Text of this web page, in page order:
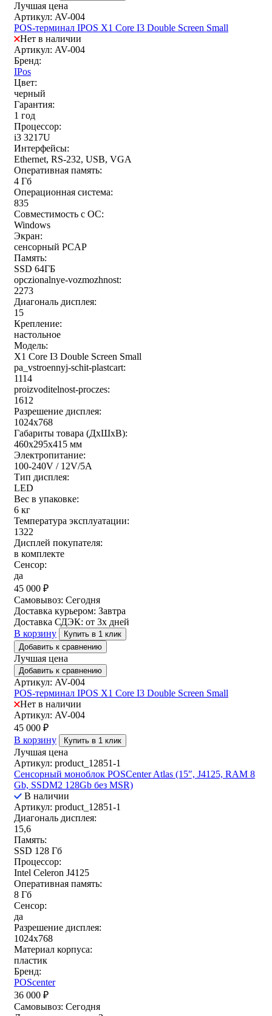
Лучшая цена
Артикул: AV-004
POS-терминал IPOS X1 Core I3 Double Screen Small
Нет в наличии
Артикул: AV-004
Бренд:
IPos
Цвет:
черный
Гарантия:
1 год
Процессор:
i3 3217U
Интерфейсы:
Ethernet, RS-232, USB, VGA
Оперативная память:
4 Гб
Операционная система:
835
Совместимость с ОС:
Windows
Экран:
сенсорный PCAP
Память:
SSD 64ГБ
opczionalnye-vozmozhnost:
2273
Диагональ дисплея:
15
Крепление:
настольное
Модель:
X1 Core I3 Double Screen Small
pa_vstroennyj-schit-plastcart:
1114
proizvoditelnost-proczes:
1612
Разрешение дисплея:
1024x768
Габариты товара (ДxШxВ):
460x295x415 мм
Электропитание:
100-240V / 12V/5A
Тип дисплея:
LED
Вес в упаковке:
6 кг
Температура эксплуатации:
1322
Дисплей покупателя:
в комплекте
Сенсор:
да
45 000 ₽
Самовывоз: Сегодня
Доставка курьером: Завтра
Доставка СДЭК: от 3х дней
В корзину
Купить в 1 клик
Добавить к сравнению
Лучшая цена
Добавить к сравнению
Артикул: AV-004
POS-терминал IPOS X1 Core I3 Double Screen Small
Нет в наличии
Артикул: AV-004
45 000 ₽
В корзину
Купить в 1 клик
Лучшая цена
Артикул: product_12851-1
Сенсорный моноблок POSCenter Atlas (15″, J4125, RAM 8
Gb, SSDM2 128Gb без MSR)
В наличии
Артикул: product_12851-1
Диагональ дисплея:
15,6
Память:
SSD 128 Гб
Процессор:
Intel Celeron J4125
Оперативная память:
8 Гб
Сенсор:
да
Разрешение дисплея:
1024x768
Материал корпуса:
пластик
Бренд:
POScenter
36 000 ₽
Самовывоз: Сегодня